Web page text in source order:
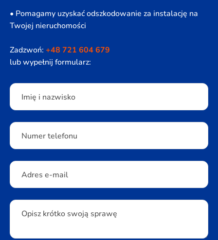
• Pomagamy uzyskać odszkodowanie za instalację na
Twojej nieruchomości
Zadzwoń: +48 721 604 679
lub wypełnij formularz:
Please leave this field empty.
Imię i nazwisko
Numer telefonu
Adres e-mail
Opisz krótko swoją sprawę